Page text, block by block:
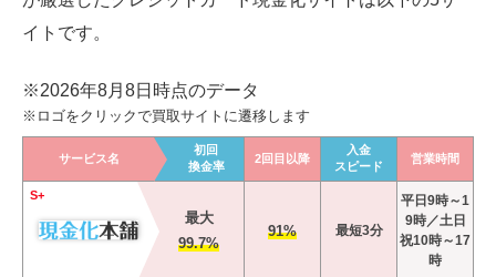
イトです。
※2026年8月8日時点のデータ
※ロゴをクリックで買取サイトに遷移します
サービス名
初回
換金率
2回目以降
入金
スピード
営業時間
S+
最大
99.7%
91% 最短3分
平日9時～1
9時／土日
祝10時～17
時